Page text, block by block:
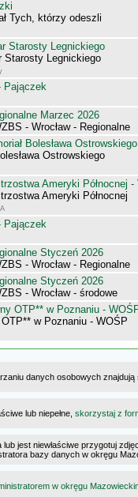
Tych, którzy odeszli
Starosty Legnickiego
Starosty Legnickiego
Pajączek
Marzec 2026
- Wrocław - Regionalne
Bolesława Ostrowskiego
Ostrowskiego
Ameryki Północnej -
Ameryki Północnej
Pajączek
Styczeń 2026
- Wrocław - Regionalne
Styczeń 2026
- Wrocław - środowe
OTP** w Poznaniu -
w Poznaniu - WOŚP
danych osobowych
lub niepełne, skorzystaj z
lub jest niewłaściwe przygotuj
bazy danych w okręgu
w okręgu